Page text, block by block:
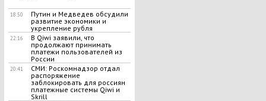
18:50
Путин и Медведев обсудили
развитие экономики и
укрепление рубля
22:16
В Qiwi заявили, что
продолжают принимать
платежи пользователей из
России
20:41
СМИ: Роскомнадзор отдал
распоряжение
заблокировать для россиян
платежные системы Qiwi и
Skrill